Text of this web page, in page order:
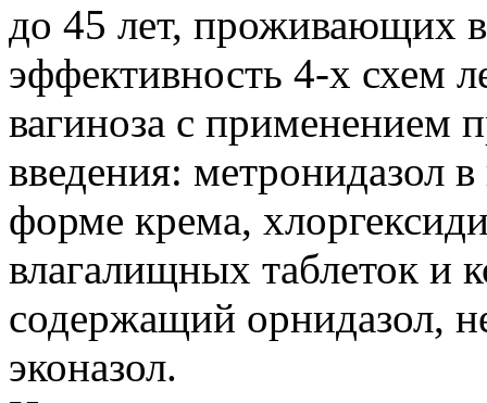
до 45 лет, проживающих
эффективность 4-х схем
вагиноза с применением
введения: метронидазол
форме крема,
влагалищных таблеток и
содержащий орнидазол,
эконазол.